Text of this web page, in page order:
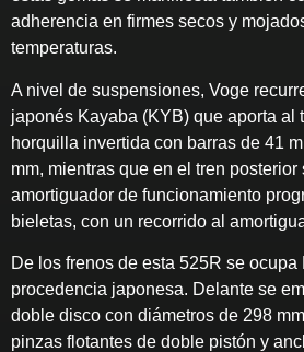
adherencia en firmes secos y
temperaturas.
A nivel de suspensiones, Voge
japonés Kayaba (KYB) que aporta al
horquilla invertida con barras de 41
mm, mientras que en el tren posterior
amortiguador de funcionamiento
bieletas, con un recorrido al
De los frenos de esta 525R se
procedencia japonesa. Delante se
doble disco con diámetros de 298
pinzas flotantes de doble pistón y